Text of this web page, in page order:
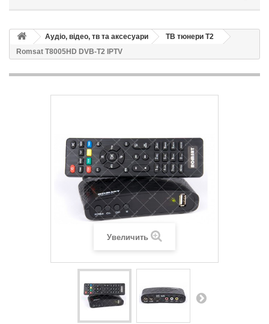
Аудіо, відео, тв та аксесуари
ТВ тюнери Т2
Romsat T8005HD DVB-T2 IPTV
Увеличить